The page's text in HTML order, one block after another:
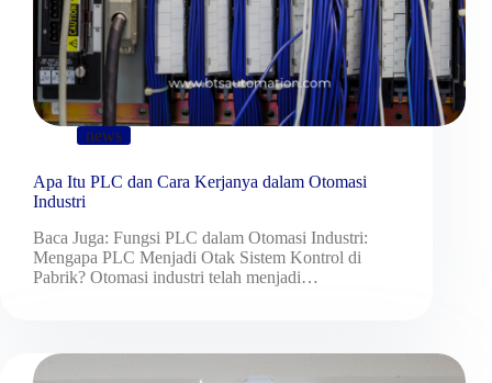
news
Apa Itu PLC dan Cara Kerjanya dalam Otomasi
Industri
Baca Juga: Fungsi PLC dalam Otomasi Industri:
Mengapa PLC Menjadi Otak Sistem Kontrol di
Pabrik? Otomasi industri telah menjadi…